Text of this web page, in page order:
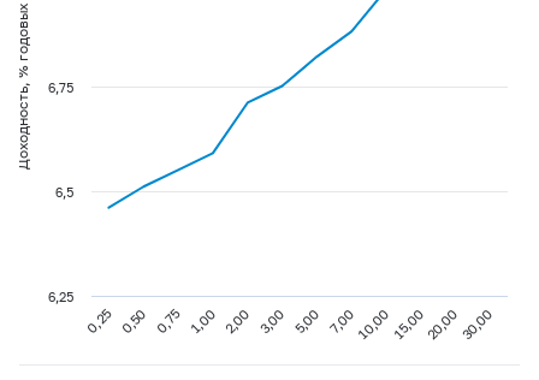
Доходность, % годовых
0,25 0,50 0,75 1,00 2,00 3,00 5,00 7,0010,0015,0020,0030,00
6,25
6,5
6,75